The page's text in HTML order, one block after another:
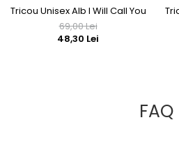
Tricou Unisex Alb I Will Call You
69,00 Lei
48,30 Lei
FAQ